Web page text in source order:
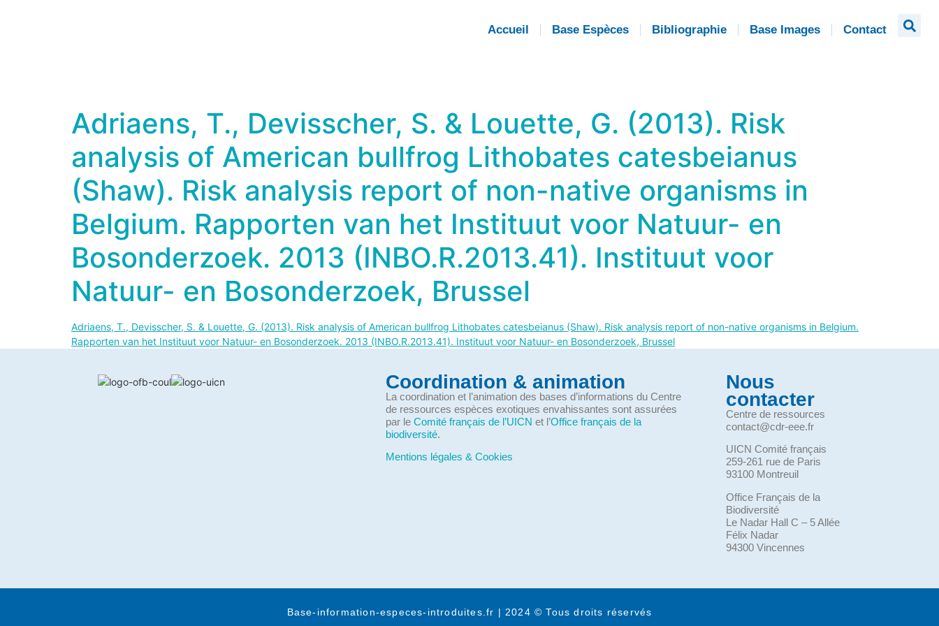
Accueil Base Espèces Bibliographie Base Images Contact
Adriaens, T., Devisscher, S. & Louette, G. (2013). Risk
analysis of American bullfrog Lithobates catesbeianus
(Shaw). Risk analysis report of non-native organisms in
Belgium. Rapporten van het Instituut voor Natuur- en
Bosonderzoek. 2013 (INBO.R.2013.41). Instituut voor
Natuur- en Bosonderzoek, Brussel
Adriaens, T., Devisscher, S. & Louette, G. (2013). Risk analysis of American bullfrog Lithobates catesbeianus (Shaw). Risk analysis report of non-native organisms in Belgium.
Rapporten van het Instituut voor Natuur- en Bosonderzoek. 2013 (INBO.R.2013.41). Instituut voor Natuur- en Bosonderzoek, Brussel
Coordination & animation
La coordination et l’animation des bases d’informations du Centre
de ressources espèces exotiques envahissantes sont assurées
par le Comité français de l’UICN et l’Office français de la
biodiversité.
Mentions légales & Cookies
Nous
contacter
Centre de ressources
contact@cdr-eee.fr
UICN Comité français
259-261 rue de Paris
93100 Montreuil
Office Français de la
Biodiversité
Le Nadar Hall C – 5 Allée
Félix Nadar
94300 Vincennes
Base-information-especes-introduites.fr | 2024 © Tous droits réservés